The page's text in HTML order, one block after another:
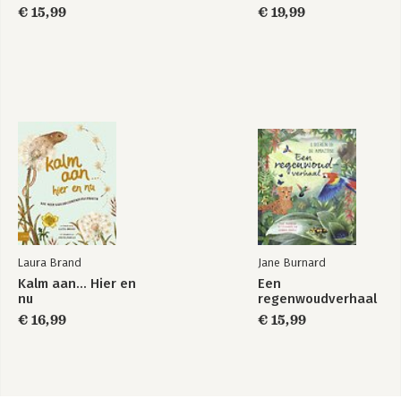
€ 15,99
€ 19,99
Laura Brand
Kalm aan… Hier en
nu
€ 16,99
Jane Burnard
Een
regenwoudverhaal
€ 15,99